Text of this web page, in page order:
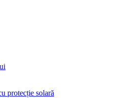
protecție solară